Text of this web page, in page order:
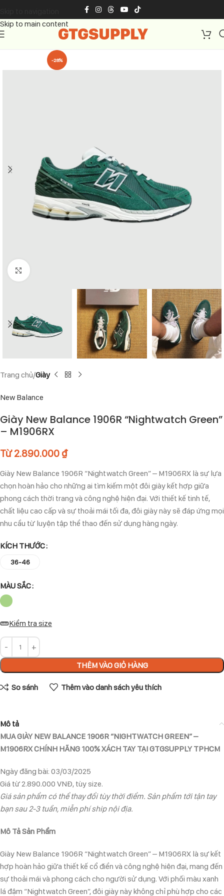
Skip to main content
-28%
Click to enlarge
Trang chủ Giày
New Balance
Giày New Balance 1906R “Nightwatch Green”
– M1906RX
Từ2.890.000 ₫
Giày New Balance 1906R “Nightwatch Green” – M1906RX là sự lựa
chọn hoàn hảo cho những ai tìm kiếm một đôi giày kết hợp giữa
phong cách thời trang và công nghệ hiện đại. Với thiết kế tinh tế,
chất liệu cao cấp và sự thoải mái tối đa, đôi giày này sẽ đáp ứng mọi
nhu cầu từ luyện tập thể thao đến sử dụng hàng ngày.
KÍCH THƯỚC
36-46
MÀU SẮC
Kiểm tra size
THÊM VÀO GIỎ HÀNG
So sánh Thêm vào danh sách yêu thích
Mô tả
MUA GIÀY NEW BALANCE 1906R “NIGHTWATCH GREEN” –
M1906RX CHÍNH HÃNG 100% XÁCH TAY TẠI GTGSUPPLY TPHCM
Ngày đăng bài: 03/03/2025
Giá từ 2.890.000 VNĐ, tùy size.
Giá sản phẩm có thể thay đổi tùy thời điểm. Sản phẩm tới tận tay
bạn sau 2-3 tuần, miễn phí ship nội địa.
Mô Tả Sản Phẩm
Giày New Balance 1906R “Nightwatch Green” – M1906RX là sự kết
hợp hoàn hảo giữa thiết kế cổ điển và công nghệ hiện đại, mang đến
sự thoải mái và phong cách cho người sử dụng. Với phối màu xanh
lá đậm “Nightwatch Green”, đôi giày này không chỉ phù hợp cho các